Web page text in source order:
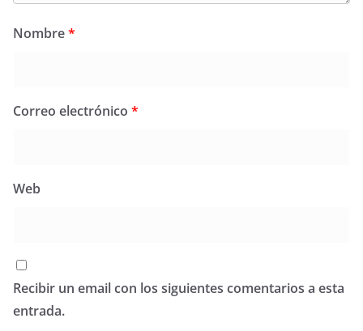
Nombre*
Correo electrónico *
Web
Recibir un email con los siguientes comentarios a esta
entrada.